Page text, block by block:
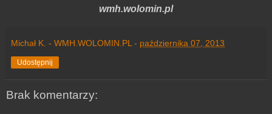
wmh.wolomin.pl
Michał K. - WMH.WOLOMIN.PL - października 07, 2013
Udostępnij
Brak komentarzy: